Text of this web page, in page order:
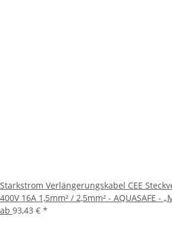
Starkstrom Verlängerungskabel CEE
400V 16A 1,5mm² / 2,5mm² - AQUASAFE -
ab 93,43 € *